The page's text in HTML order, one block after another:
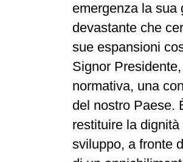
emergenza la sua
devastante che
sue espansioni
Signor
normativa, una
del nostro Paese.
restituire la
sviluppo, a fronte